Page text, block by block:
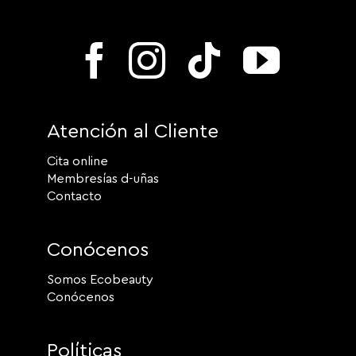
Atención al Cliente
Cita online
Membresías d-uñas
Contacto
Conócenos
Somos Ecobeauty
Conócenos
Políticas